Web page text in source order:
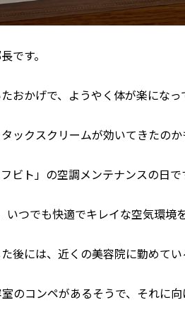
です。
おかげで、ようやく体が楽になっ
タックスクリームが効いてきたの
ビト」の空調メンテナンスの日で
つでも快適でキレイな空気環境
後には、近くの美容院に勤めて
のコンペがあるそうで、それに向